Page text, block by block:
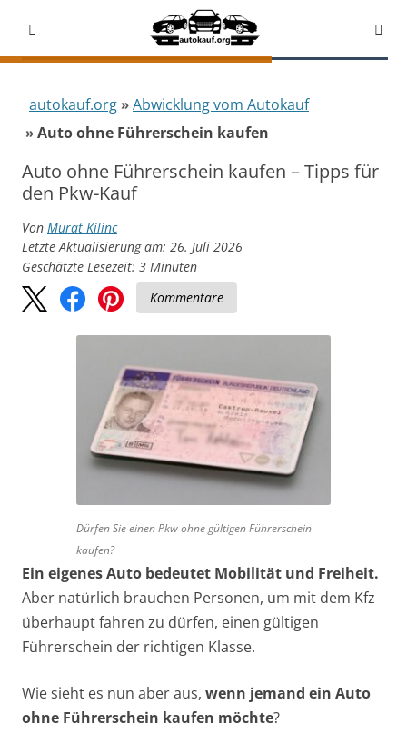
autokauf.org
Abwicklung vom Autokauf
Auto ohne Führerschein kaufen
Auto ohne Führerschein kaufen – Tipps für
den Pkw-Kauf
Von Murat Kilinc
Letzte Aktualisierung am: 26. Juli 2026
Geschätzte Lesezeit: 3 Minuten
Kommentare
Dürfen Sie einen Pkw ohne gültigen Führerschein
kaufen?
Ein eigenes Auto bedeutet Mobilität und Freiheit.
Aber natürlich brauchen Personen, um mit dem Kfz
überhaupt fahren zu dürfen, einen gültigen
Führerschein der richtigen Klasse.
Wie sieht es nun aber aus, wenn jemand ein Auto
ohne Führerschein kaufen möchte?